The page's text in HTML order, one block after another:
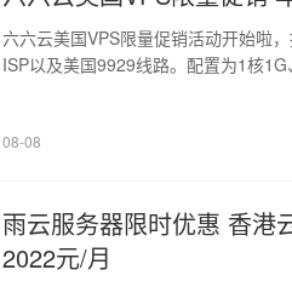
六六云美国VPS限量促销活动开始啦
ISP以及美国9929线路。配置为1核
1em !important;width
08-08
雨云服务器限时优惠 香港
2022元/月